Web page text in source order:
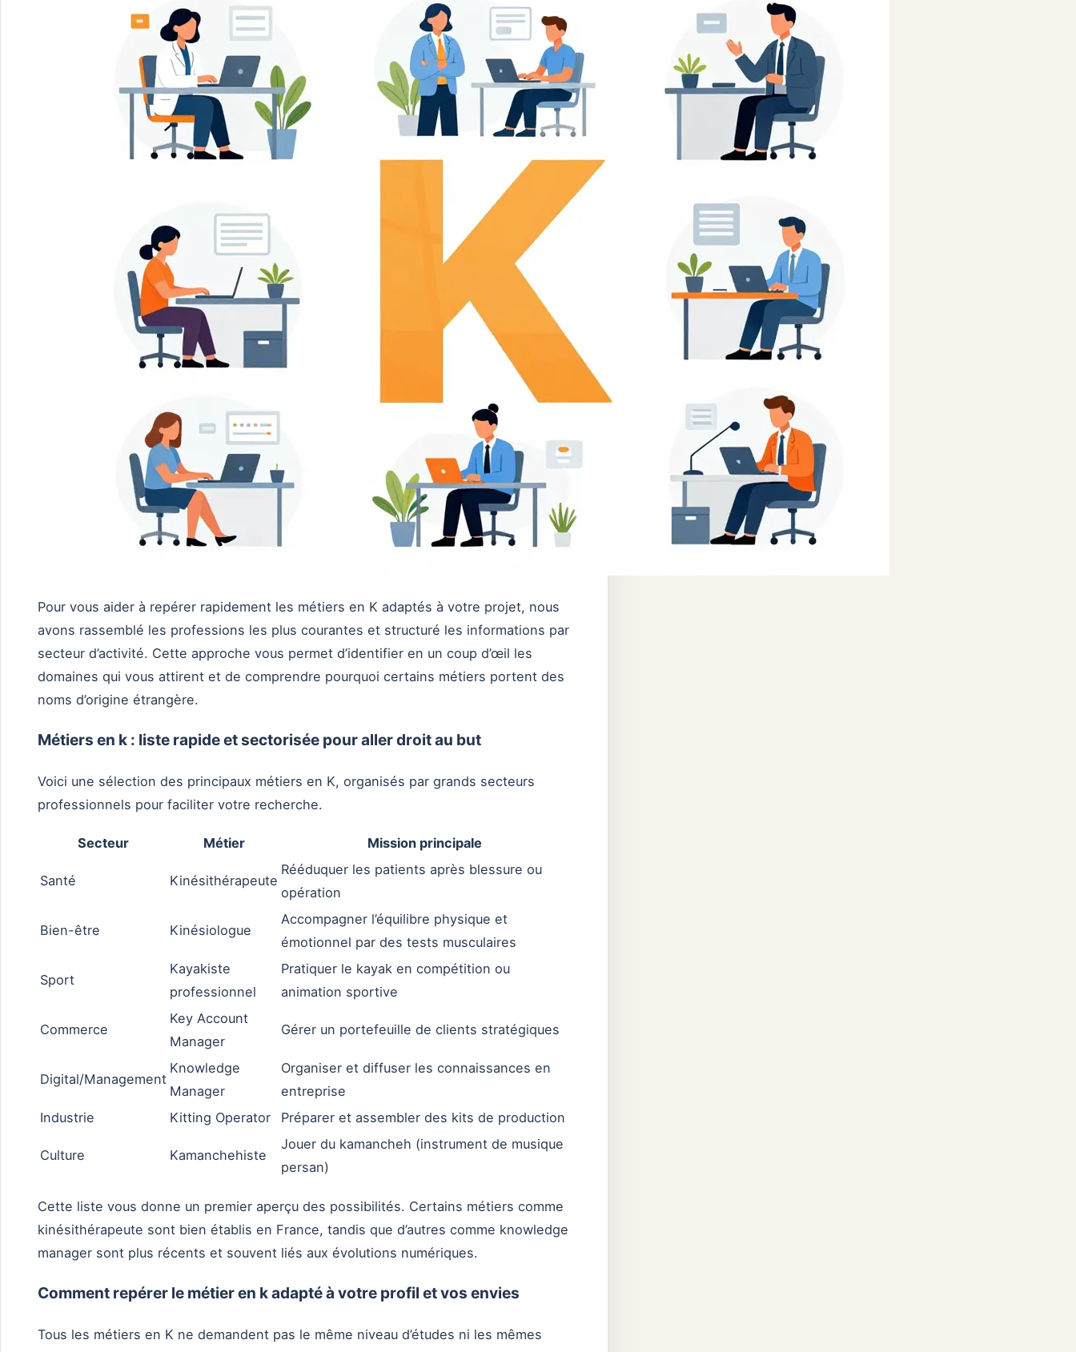
Pour vous aider à repérer rapidement les métiers en K adaptés à votre projet, nous
avons rassemblé les professions les plus courantes et structuré les informations par
secteur d’activité. Cette approche vous permet d’identifier en un coup d’œil les
domaines qui vous attirent et de comprendre pourquoi certains métiers portent des
noms d’origine étrangère.
Métiers en k : liste rapide et sectorisée pour aller droit au but
Voici une sélection des principaux métiers en K, organisés par grands secteurs
professionnels pour faciliter votre recherche.
Secteur Métier Mission principale
Santé Kinésithérapeute
Rééduquer les patients après blessure ou
opération
Bien-être Kinésiologue
Accompagner l’équilibre physique et
émotionnel par des tests musculaires
Sport
Kayakiste
professionnel
Pratiquer le kayak en compétition ou
animation sportive
Commerce
Key Account
Manager
Gérer un portefeuille de clients stratégiques
Digital/Management
Knowledge
Manager
Organiser et diffuser les connaissances en
entreprise
Industrie
Kitting Operator Préparer et assembler des kits de production
Culture Kamanchehiste
Jouer du kamancheh (instrument de musique
persan)
Cette liste vous donne un premier aperçu des possibilités. Certains métiers comme
kinésithérapeute sont bien établis en France, tandis que d’autres comme knowledge
manager sont plus récents et souvent liés aux évolutions numériques.
Comment repérer le métier en k adapté à votre profil et vos envies
Tous les métiers en K ne demandent pas le même niveau d’études ni les mêmes